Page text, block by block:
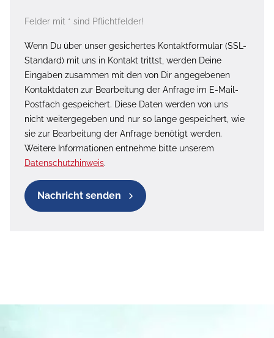
Felder mit * sind Pflichtfelder!
Wenn Du über unser gesichertes Kontaktformular (SSL-
Standard) mit uns in Kontakt trittst, werden Deine
Eingaben zusammen mit den von Dir angegebenen
Kontaktdaten zur Bearbeitung der Anfrage im E-Mail-
Postfach gespeichert. Diese Daten werden von uns
nicht weitergegeben und nur so lange gespeichert, wie
sie zur Bearbeitung der Anfrage benötigt werden.
Weitere Informationen entnehme bitte unserem
Datenschutzhinweis.
Nachricht senden